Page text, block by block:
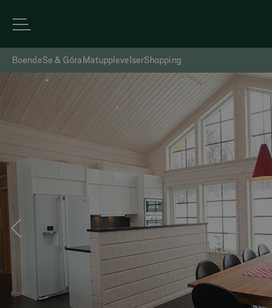
BoendeSe & GöraMatupplevelserShopping